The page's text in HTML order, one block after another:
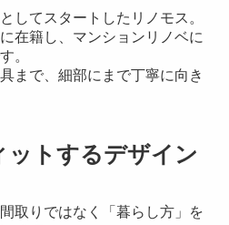
してスタートしたリノモス。
在籍し、マンションリノベに
。
まで、細部にまで丁寧に向き
トするデザイン
取りではなく「暮らし方」を